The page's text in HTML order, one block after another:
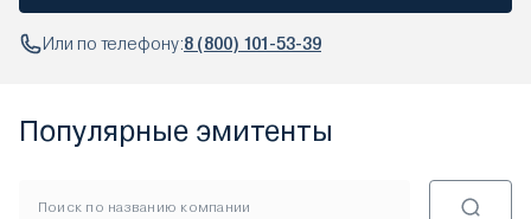
Или по телефону:8 (800) 101-53-39
Популярные эмитенты